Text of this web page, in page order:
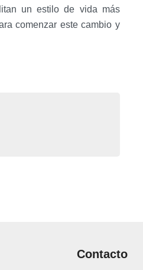
un estilo de vida más
comenzar este cambio y
Contacto